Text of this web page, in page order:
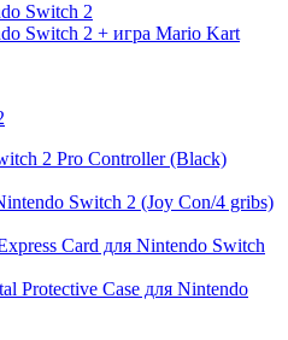
Switch 2
Switch 2 + игра Mario Kart
2 Pro Controller (Black)
Switch 2 (Joy Con/4 gribs)
Card для Nintendo Switch
Protective Case для Nintendo